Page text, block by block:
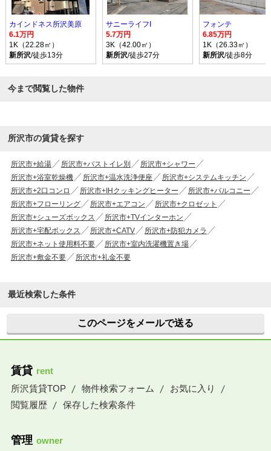
カインドネス所沢美原
6.1万円
1K（22.28㎡）
新所沢/徒歩13分
サニーライフI
5.7万円
3K（42.00㎡）
新所沢/徒歩27分
フォンテ
6.85万円
1K（26.33㎡）
新所沢/徒歩8分
今まで閲覧した物件
所沢市の賃貸を探す
所沢市+給湯 所沢市+バストイレ別
所沢市+シャワー
所沢市+浴室乾燥機
所沢市+温水洗浄便座
所沢市+システムキッチン
所沢市+2口コンロ
所沢市+IHクッキングヒーター
所沢市+バルコニー
所沢市+フローリング
所沢市+エアコン
所沢市+クロゼット
所沢市+シューズボックス
所沢市+TVインターホン
所沢市+宅配ボックス
所沢市+CATV
所沢市+防犯カメラ
所沢市+ネット使用料不要
所沢市+室内洗濯機置き場
所沢市+敷金不要
所沢市+礼金不要
最近検索した条件
このページをメールで送る
賃貸 rent
所沢賃貸TOP
物件検索フォーム
お気に入り
閲覧履歴
保存した検索条件
管理 owner